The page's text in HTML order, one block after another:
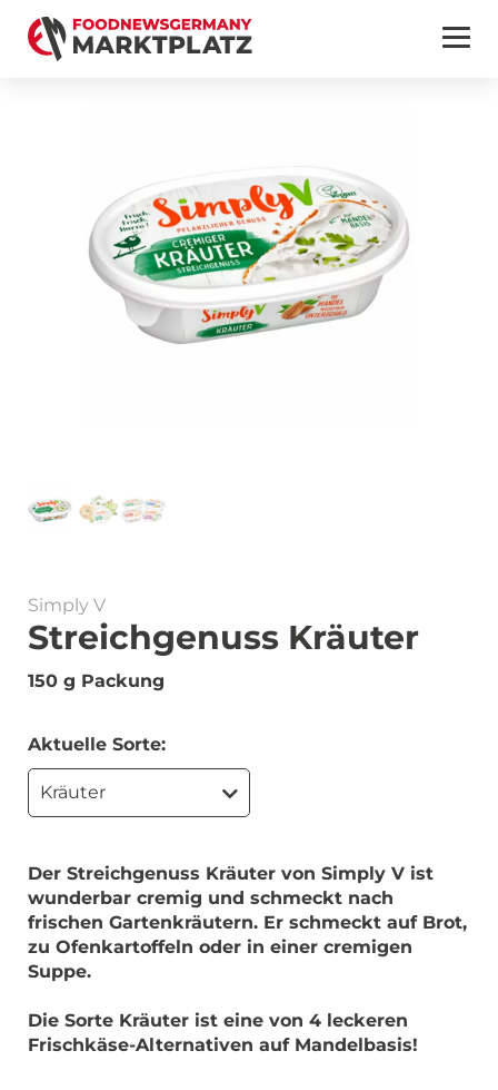
Simply V
Streichgenuss Kräuter
150 g Packung
Aktuelle Sorte:
Kräuter
Der Streichgenuss Kräuter von Simply V ist
wunderbar cremig und schmeckt nach
frischen Gartenkräutern. Er schmeckt auf Brot,
zu Ofenkartoffeln oder in einer cremigen
Suppe.
Die Sorte Kräuter ist eine von 4 leckeren
Frischkäse-Alternativen auf Mandelbasis!